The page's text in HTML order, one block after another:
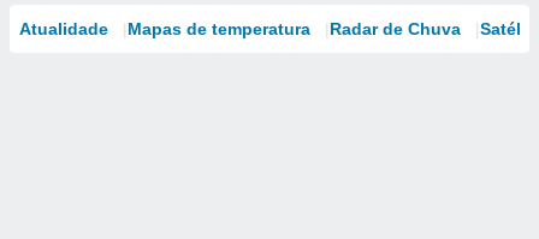
Atualidade Mapas de temperatura Radar de Chuva